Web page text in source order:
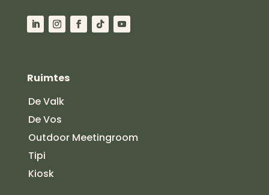
Ruimtes
De Valk
De Vos
Outdoor Meetingroom
Tipi
Kiosk